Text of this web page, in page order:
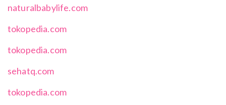
naturalbabylife.com
tokopedia.com
tokopedia.com
sehatq.com
tokopedia.com